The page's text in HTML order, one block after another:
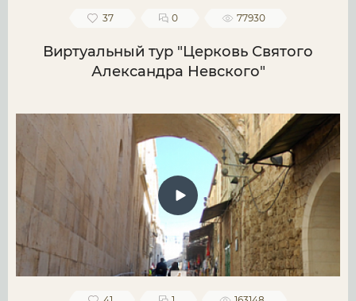
37 0 77930
Виртуальный тур "Церковь Святого
Александра Невского"